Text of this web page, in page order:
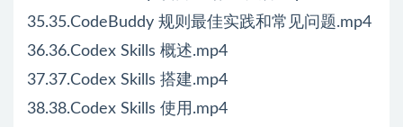
35.35.CodeBuddy 规则最佳实践和常见问题.mp4
36.36.Codex Skills 概述.mp4
37.37.Codex Skills 搭建.mp4
38.38.Codex Skills 使用.mp4